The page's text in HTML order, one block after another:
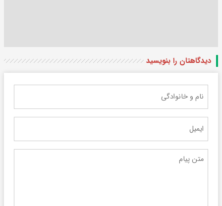
دیدگاهتان را بنویسید